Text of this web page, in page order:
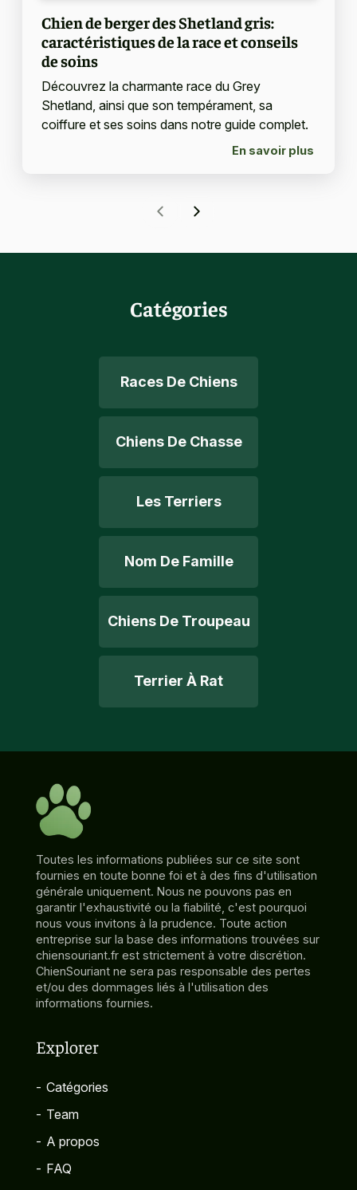
Chien de berger des Shetland gris:
caractéristiques de la race et conseils
de soins
Découvrez la charmante race du Grey
Shetland, ainsi que son tempérament, sa
coiffure et ses soins dans notre guide complet.
En savoir plus
Catégories
Races De Chiens
Chiens De Chasse
Les Terriers
Nom De Famille
Chiens De Troupeau
Terrier À Rat
Toutes les informations publiées sur ce site sont
fournies en toute bonne foi et à des fins d'utilisation
générale uniquement. Nous ne pouvons pas en
garantir l'exhaustivité ou la fiabilité, c'est pourquoi
nous vous invitons à la prudence. Toute action
entreprise sur la base des informations trouvées sur
chiensouriant.fr est strictement à votre discrétion.
ChienSouriant ne sera pas responsable des pertes
et/ou des dommages liés à l'utilisation des
informations fournies.
Explorer
- Catégories
- Team
- A propos
- FAQ